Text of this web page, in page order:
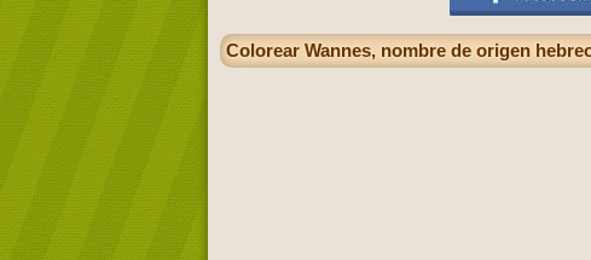
Colorear Wannes, nombre de origen